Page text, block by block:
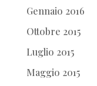
Gennaio 2016
Ottobre 2015
Luglio 2015
Maggio 2015